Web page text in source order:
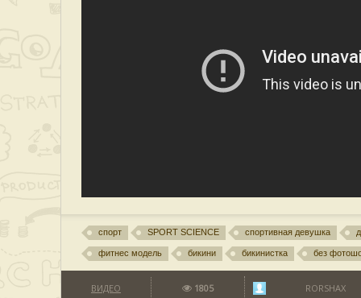
спорт SPORT SCIENCE спортивная девушка
фитнес модель бикини бикинистка без
ВИДЕО 1805 RORSHAX